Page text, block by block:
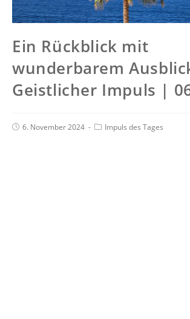
Ein Rückblick mit
wunderbarem
Geistlicher Impuls |
6. November 2024 Impuls des Tages